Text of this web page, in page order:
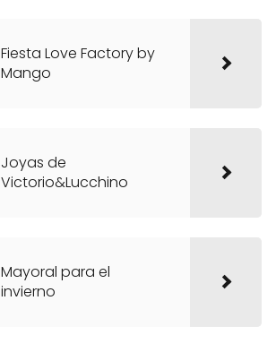
Fiesta Love Factory by
Mango
Joyas de
Victorio&Lucchino
Mayoral para el
invierno